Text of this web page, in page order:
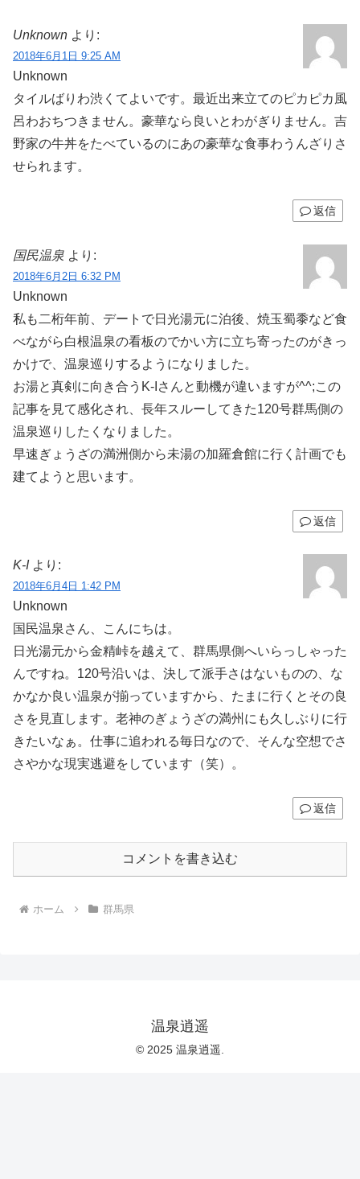
Unknown より:
2018年6月1日 9:25 AM
Unknown
タイルばりわ渋くてよいです。最近出来立てのピカピカ風
呂わおちつきません。豪華なら良いとわがぎりません。吉
野家の牛丼をたべているのにあの豪華な食事わうんざりさ
せられます。
返信
国民温泉 より:
2018年6月2日 6:32 PM
Unknown
私も二桁年前、デートで日光湯元に泊後、焼玉蜀黍など食
べながら白根温泉の看板のでかい方に立ち寄ったのがきっ
かけで、温泉巡りするようになりました。
お湯と真剣に向き合うK-Iさんと動機が違いますが^^;この
記事を見て感化され、長年スルーしてきた120号群馬側の
温泉巡りしたくなりました。
早速ぎょうざの満洲側から未湯の加羅倉館に行く計画でも
建てようと思います。
返信
K-I より:
2018年6月4日 1:42 PM
Unknown
国民温泉さん、こんにちは。
日光湯元から金精峠を越えて、群馬県側へいらっしゃった
んですね。120号沿いは、決して派手さはないものの、な
かなか良い温泉が揃っていますから、たまに行くとその良
さを見直します。老神のぎょうざの満州にも久しぶりに行
きたいなぁ。仕事に追われる毎日なので、そんな空想でさ
さやかな現実逃避をしています（笑）。
返信
コメントを書き込む
ホーム 群馬県
温泉逍遥
© 2025 温泉逍遥.